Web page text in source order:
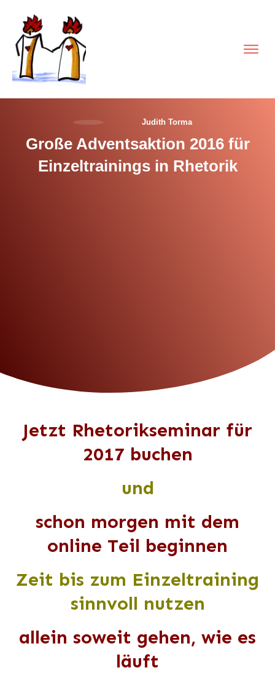
Judith Torma
Große Adventsaktion 2016 für
Einzeltrainings in Rhetorik
Jetzt Rhetorikseminar für
2017 buchen
und
schon morgen mit dem
online Teil beginnen
Zeit bis zum Einzeltraining
sinnvoll nutzen
allein soweit gehen, wie es
läuft